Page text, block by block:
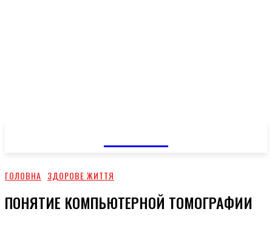
ГОЛОВНА ЗДОРОВЕ ЖИТТЯ
ПОНЯТИЕ КОМПЬЮТЕРНОЙ ТОМОГРАФИИ